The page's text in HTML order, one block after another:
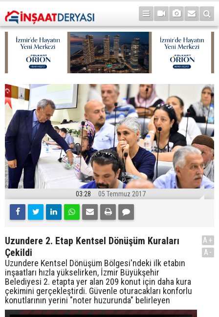
03:28 05 Temmuz 2017
Uzundere 2. Etap Kentsel Dönüşüm Kuraları
Çekildi
Uzundere Kentsel Dönüşüm Bölgesi'ndeki ilk etabın
inşaatları hızla yükselirken, İzmir Büyükşehir
Belediyesi 2. etapta yer alan 209 konut için daha kura
çekimini gerçekleştirdi. Güvenle oturacakları konforlu
konutlarının yerini "noter huzurunda" belirleyen
A+
A-